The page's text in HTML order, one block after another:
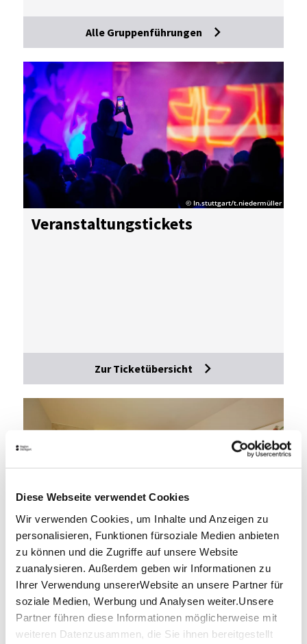
Diese Webseite verwendet Cookies
Wir verwenden Cookies, um Inhalte und Anzeigen zu
personalisieren, Funktionen fürsoziale Medien anbieten
zu können und die Zugriffe auf unsere Website
zuanalysieren. Außerdem geben wir Informationen zu
Ihrer Verwendung unsererWebsite an unsere Partner für
soziale Medien, Werbung und Analysen weiter.Unsere
Partner führen diese Informationen möglicherweise mit
weiteren Datenzusammen, die Sie ihnen bereitgestellt
Alle Gruppenführungen
© In.stuttgart/t.niedermüller
Ver­an­stal­tungs­ti­ckets
Zur Ticketübersicht
© Stuttgart-Marketing GmbH, Christoph Düpper
Ho­tels